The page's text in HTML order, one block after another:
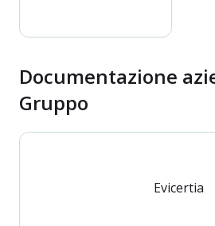
Documentazione
Gruppo
Evicertia